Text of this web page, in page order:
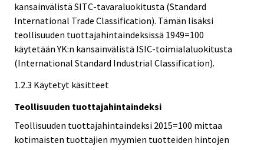
kansainvälistä SITC-tavaraluokitusta (Standard
International Trade Classification). Tämän lisäksi
teollisuuden tuottajahintaindeksissä 1949=100
käytetään YK:n kansainvälistä ISIC-toimialaluokitusta
(International Standard Industrial Classification).
1.2.3 Käytetyt käsitteet
Teollisuuden tuottajahintaindeksi
Teollisuuden tuottajahintaindeksi 2015=100 mittaa
kotimaisten tuottajien myymien tuotteiden hintojen